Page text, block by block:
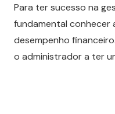
Para ter sucesso na
fundamental conhecer
desempenho
o administrador a ter